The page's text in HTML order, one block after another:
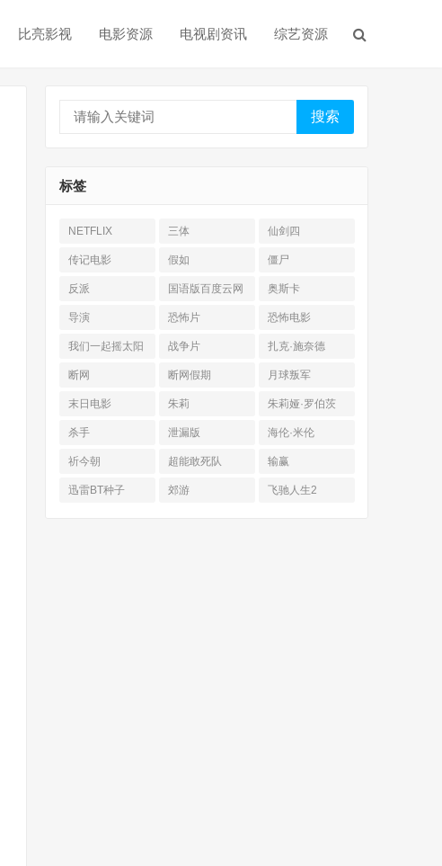
比亮影视 电影资源 电视剧资讯 综艺资源
搜索
标签
NETFLIX 三体 仙剑四
传记电影 假如 僵尸
反派
国语版百度云网
盘
奥斯卡
导演 恐怖片 恐怖电影
我们一起摇太阳 战争片 扎克·施奈德
断网 断网假期 月球叛军
末日电影 朱莉 朱莉娅·罗伯茨
杀手 泄漏版 海伦·米伦
祈今朝 超能敢死队 输赢
迅雷BT种子 郊游 飞驰人生2